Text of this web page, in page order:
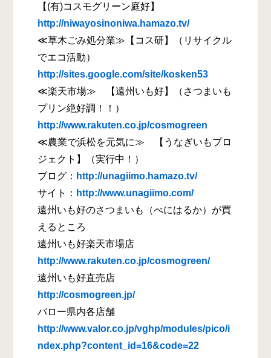
【(有)コスモグリーン庭好】
http://niwayosinoniwa.hamazo.tv/
≪草木ごみ処分業≫【コス研】（リサイクル
でエコ活動）
http://sites.google.com/site/kosken53
≪楽天市場≫ 【遠州いも好】（さつまいも
プリン絶好調！！）
http://www.rakuten.co.jp/cosmogreen
≪農業で浜松を元気に≫ 【うなぎいもプロ
ジェクト】（実行中！）
ブログ： http://unagiimo.hamazo.tv/
サイト： http://www.unagiimo.com/
遠州いも好のさつまいも（べにはるか）が買
えるところ
遠州いも好楽天市場店
http://www.rakuten.co.jp/cosmogreen/
遠州いも好直売店
http://cosmogreen.jp/
バロー県内各店舗
http://www.valor.co.jp/vghp/modules/pico/i
ndex.php?content_id=16&code=22